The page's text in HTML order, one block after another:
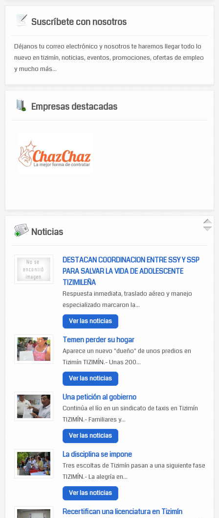
Suscríbete con nosotros
Déjanos tu correo electrónico y nosotros te haremos llegar todo lo
nuevo en tizimín, noticias, eventos, promociones, ofertas de empleo
y mucho más...
Empresas destacadas
Noticias
DESTACAN COORDINACION ENTRE SSY Y SSP
PARA SALVAR LA VIDA DE ADOLESCENTE
TIZIMILEÑA
Respuesta inmediata, traslado aéreo y manejo
especializado marcaron la...
Ver las noticias
Temen perder su hogar
Aparece un nuevo "dueño" de unos predios en
Tizimín TIZIMÍN.- Unas 200...
Ver las noticias
Una petición al gobierno
Continúa el lío en un sindicato de taxis en Tizimín
TIZIMÍN.- Familiares y...
Ver las noticias
La disciplina se impone
Tres escoltas de Tizimín pasan a una siguiente fase
TIZIMÍN.- La alegría en...
Ver las noticias
Recertifican una licenciatura en Tizimín